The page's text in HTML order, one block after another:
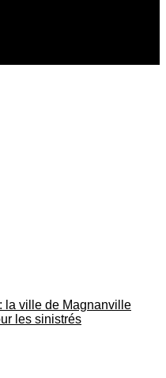
la ville de Magnanville
les sinistrés